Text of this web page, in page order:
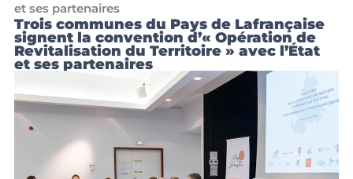
et ses partenaires
Trois communes du Pays de Lafrançaise
signent la convention d’« Opération de
Revitalisation du Territoire » avec l’État
et ses partenaires